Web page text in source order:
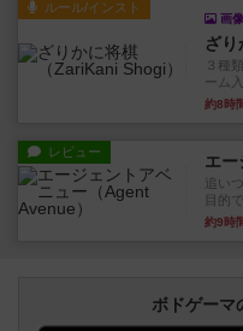
ルール/インスト
画
ざ
３種
ーム
約8時
レビュー エー
追い
目的
約9時
ボドゲーマ